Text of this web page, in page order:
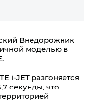
Внедорожник
моделью в
i‑JET разгоняется
секунды, что